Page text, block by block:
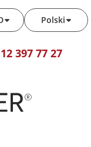
Polski
397 77 27